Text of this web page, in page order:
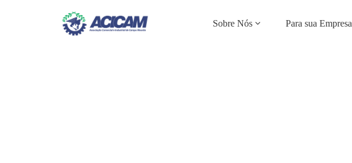
Sobre Nós Para sua Empresa